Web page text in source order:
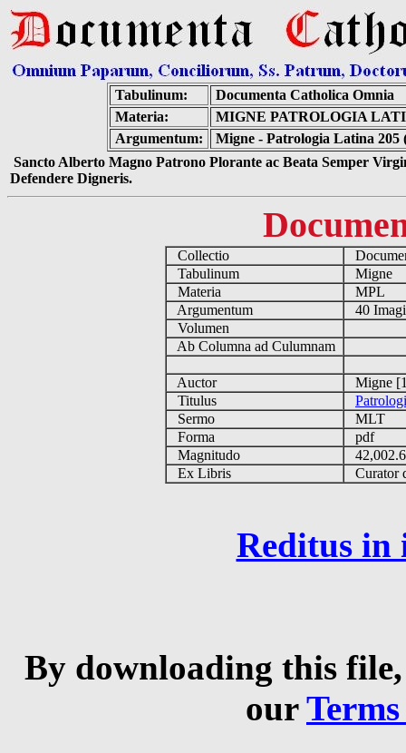
Tabulinum:
Documenta Catholica Omnia
Materia:
MIGNE PATROLOGIA
Argumentum:
Migne - Patrologia Latina 205
Sancto Alberto Magno Patrono Plorante ac Beata Semper
Defendere Digneris.
Collectio
Tabulinum
Migne
Materia
MPL
Argumentum
40
Volumen
Ab Columna ad Culumnam
Auctor
Migne
Titulus
Sermo
MLT
Forma
pdf
Magnitudo
Ex Libris
Curator
Reditus in
By downloading this
our